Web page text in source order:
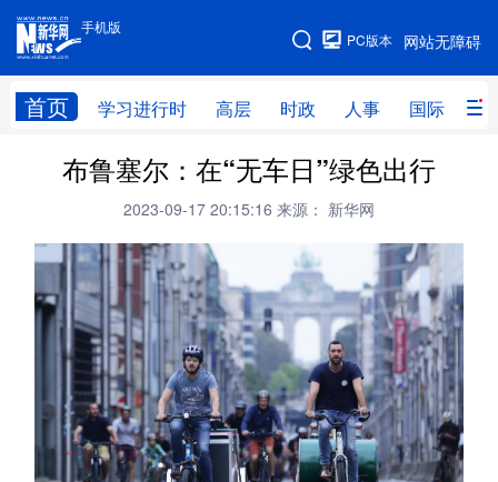
手机版
网站无障碍
PC版本
首页 学习进行时 高层 时政 人事 国际 财
手机版
网站地图
学习进行时 高层 时政 人事
财经 网评
台湾 思客智库 全球连线 教育
科技 科创 量子 体育
文化 书画 健康 军事
访谈 视频 图片 政务
法律 中央文件 金融 汽车
布鲁塞尔：在“无车日”绿色出行
2023-09-17 20:15:16 来源： 新华网